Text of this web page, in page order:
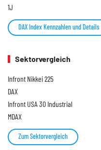
1J
DAX Index Kennzahlen und Details
Sektorvergleich
Infront Nikkei 225
DAX
Infront USA 30 Industrial
MDAX
Zum Sektorvergleich